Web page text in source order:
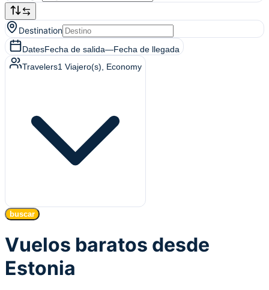
Destination
DatesFecha de salida—Fecha de llegada
Travelers1 Viajero(s) , Economy
buscar
Vuelos baratos desde
Estonia